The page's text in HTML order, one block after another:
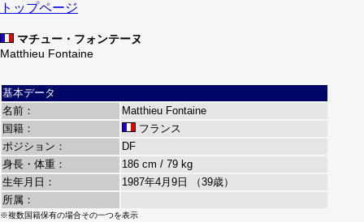
トップページ
マチュー・フォンテーヌ
Matthieu Fontaine
基本データ
名前：
Matthieu Fontaine
国籍：
フランス
ポジション：
DF
身長・体重：
186 cm / 79 kg
生年月日：
1987年4月9日 （39歳）
所属：
※複数国籍保有の場合その一つを表示